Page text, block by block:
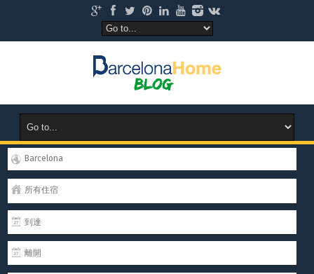
Barcelona
所有住宿